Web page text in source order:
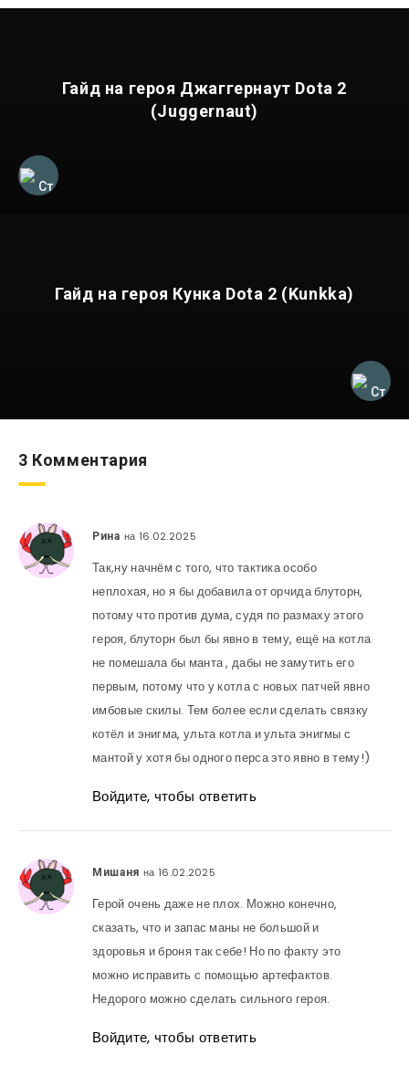
Гайд на героя Джаггернаут Dota 2
(Juggernaut)
Гайд на героя Кунка Dota 2 (Kunkka)
3 Комментария
Рина на 16.02.2025
Так,ну начнём с того, что тактика особо
неплохая, но я бы добавила от орчида блуторн,
потому что против дума, судя по размаху этого
героя, блуторн был бы явно в тему, ещё на котла
не помешала бы манта , дабы не замутить его
первым, потому что у котла с новых патчей явно
имбовые скилы. Тем более если сделать связку
котёл и энигма, ульта котла и ульта энигмы с
мантой у хотя бы одного перса это явно в тему!)
Войдите, чтобы ответить
Мишаня на 16.02.2025
Герой очень даже не плох. Можно конечно,
сказать, что и запас маны не большой и
здоровья и броня так себе! Но по факту это
можно исправить с помощью артефактов.
Недорого можно сделать сильного героя.
Войдите, чтобы ответить